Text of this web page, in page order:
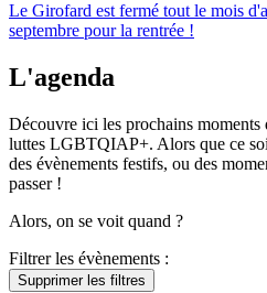
Le Girofard est fermé tout le mois
septembre pour la rentrée !
L'agenda
Découvre ici les prochains moments
luttes LGBTQIAP+. Alors que ce
des évènements festifs, ou des
passer !
Alors, on se voit quand ?
Filtrer les évènements :
Supprimer les filtres